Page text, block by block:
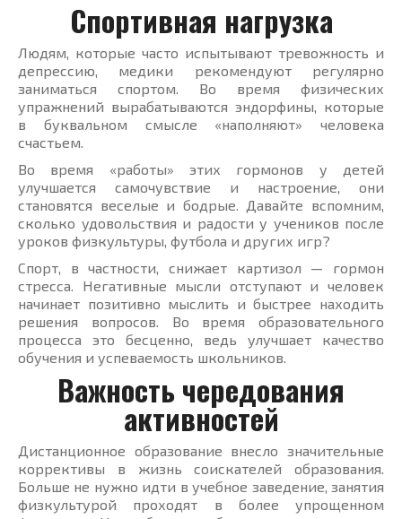
Спортивная нагрузка
Людям, которые часто испытывают тревожность и
депрессию, медики рекомендуют регулярно
заниматься спортом. Во время физических
упражнений вырабатываются эндорфины, которые
в буквальном смысле «наполняют» человека
счастьем.
Во время «работы» этих гормонов у детей
улучшается самочувствие и настроение, они
становятся веселые и бодрые. Давайте вспомним,
сколько удовольствия и радости у учеников после
уроков физкультуры, футбола и других игр?
Спорт, в частности, снижает картизол — гормон
стресса. Негативные мысли отступают и человек
начинает позитивно мыслить и быстрее находить
решения вопросов. Во время образовательного
процесса это бесценно, ведь улучшает качество
обучения и успеваемость школьников.
Важность чередования
активностей
Дистанционное образование внесло значительные
коррективы в жизнь соискателей образования.
Больше не нужно идти в учебное заведение, занятия
физкультурой проходят в более упрощенном